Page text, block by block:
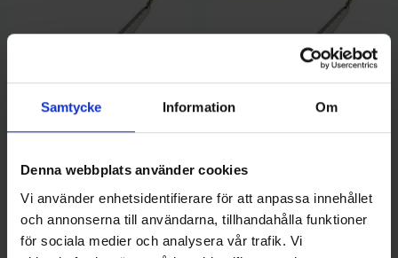
Samtycke Information Om
Denna webbplats använder cookies
Vi använder enhetsidentifierare för att anpassa innehållet
och annonserna till användarna, tillhandahålla funktioner
för sociala medier och analysera vår trafik. Vi
Sölvkroken Svenskepilk Deco
400 gr
Sölvkroken Svenskepilk Deco
250 gr